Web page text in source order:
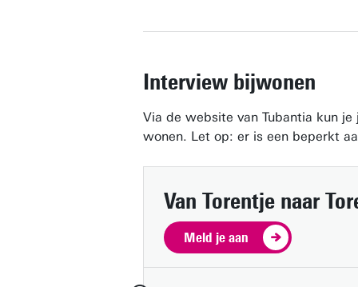
Interview bijwonen
Via de website van Tubantia kun
wonen. Let op: er is een beperkt
Van Torentje naar
Meld je aan